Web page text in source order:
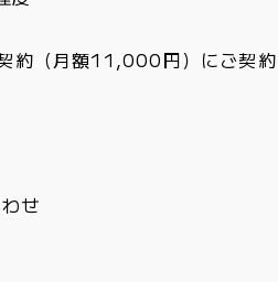
約（月額11,000円）にご契約
せ